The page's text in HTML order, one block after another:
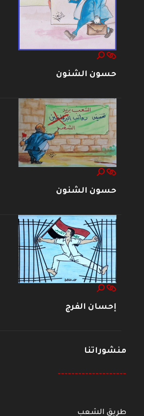
حسون الشنون
حسون الشنون
إحسان الفرج
منشوراتنا
--------------------
طريق الشعب